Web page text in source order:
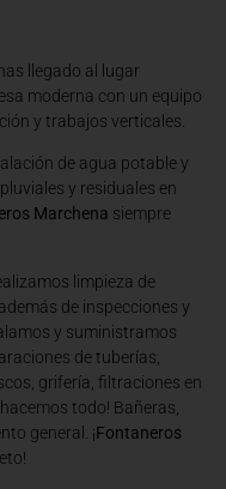
llegado al lugar
moderna con un equipo
y trabajos verticales.
de agua potable y
y residuales en
Marchena siempre
limpieza de
de inspecciones y
y suministramos
de tuberías,
grifería, filtraciones en
todo! Bañeras,
general. ¡Fontaneros